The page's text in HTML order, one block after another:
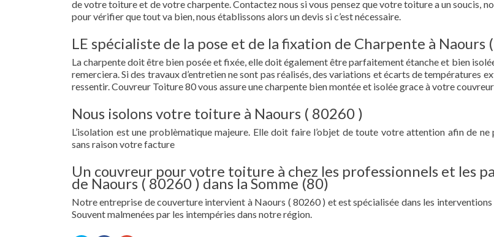
de votre toiture et de votre charpente. Contactez nous si vous pensez que votre toiture a un soucis,
pour vérifier que tout va bien, nous établissons alors un devis si c’est nécessaire.
LE spécialiste de la pose et de la fixation de Charpente à Naours
La charpente doit être bien posée et fixée, elle doit également être parfaitement étanche et bien
remerciera. Si des travaux d’entretien ne sont pas réalisés, des variations et écarts de températures
ressentir. Couvreur Toiture 80 vous assure une charpente bien montée et isolée grace à votre
Nous isolons votre toiture à Naours ( 80260 )
L’isolation est une problèmatique majeure. Elle doit faire l’objet de toute votre attention afin de ne
sans raison votre facture
Un couvreur pour votre toiture à chez les professionnels et les
de Naours ( 80260 ) dans la Somme (80)
Notre entreprise de couverture intervient à Naours ( 80260 ) et est spécialisée dans les
Souvent malmenées par les intempéries dans notre région.